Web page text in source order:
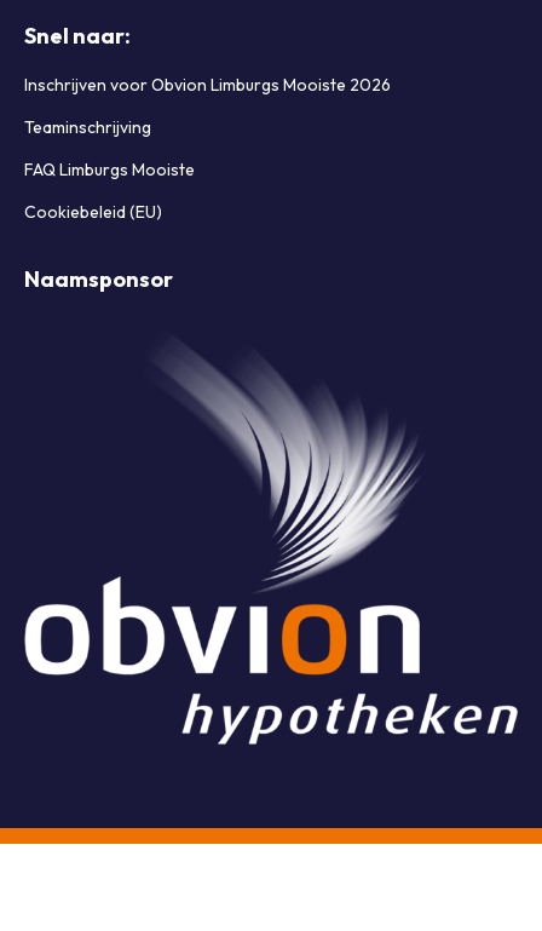
Snel naar:
Inschrijven voor Obvion Limburgs Mooiste 2026
Teaminschrijving
FAQ Limburgs Mooiste
Cookiebeleid (EU)
Naamsponsor